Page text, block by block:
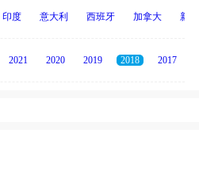
印度 意大利 西班牙 加拿大 新
2021 2020 2019 2018 2017